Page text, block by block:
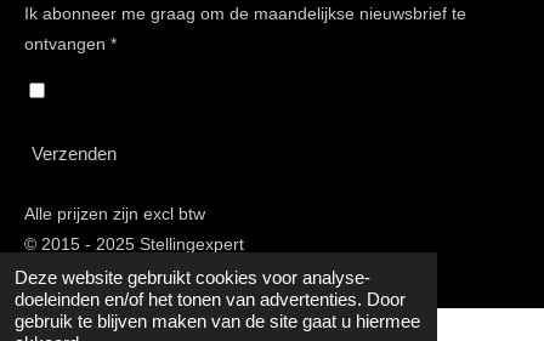
Deze website gebruikt cookies voor analyse-
doeleinden en/of het tonen van advertenties. Door
gebruik te blijven maken van de site gaat u hiermee
Ik abonneer me graag om de maandelijkse nieuwsbrief te
ontvangen *
Verzenden
Alle prijzen zijn excl btw
© 2015 - 2025 Stellingexpert